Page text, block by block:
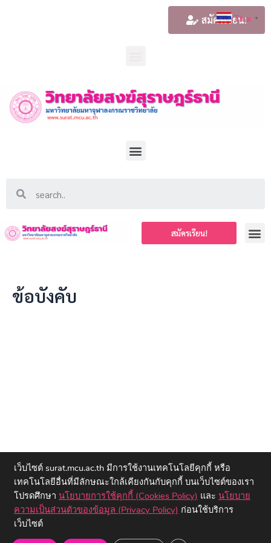
สมัครเรียน!
สมัครเรียน!
ข้อบังคับ
Copyright © 2023 วิทยาลัยสงฆ์สุราษฎร์ธานี | มหาวิทยาลัยมหาจุฬา
ลงกรณราชวิทยาลัย
Thai ▼
เว็บไซต์ surat.mcu.ac.th มีการใช้งานเทคโนโลยีคุกกี้ หรือ
เทคโนโลยีอื่นที่มีลักษณะใกล้เคียงกันกับคุกกี้ บนเว็บไซต์ของเรา
โปรดศึกษา นโยบายการใช้คุกกี้ (Cookies Policy) และ นโยบาย
ความเป็นส่วนตัวของข้อมูล (Privacy Policy) ก่อนใช้บริการ
เว็บไซต์